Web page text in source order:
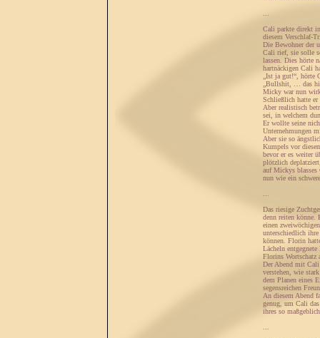
Cali parkte direkt
diesem Verschlaf-
Die Bewohner der
Cali rief, sie solle
lassen. Dies hörte
hartnäckigen Cali
„Ist ja gut!“, hörte
„Bullshit, … das
Micky war nun
Schließlich hatte er
Aber realistisch
sei, in welchem
Er wollte seine
Unternehmungen
Aber sie so
Kumpels vor
bevor er es weiter
plötzlich
auf Mickys blasses
nun wie ein
Das riesige
denn reiten könne.
einen
unterschiedlich
können. Florin
Lächeln
Florins Wortschatz
Der Abend mit Cali
verstehen, wie
dem Planen eines
segensreichen
An diesem Abend
genug, um Cali
ihres so